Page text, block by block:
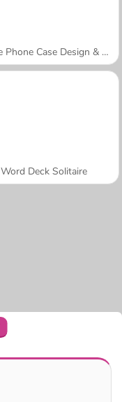
Mobile Phone Case Design & DIY
Word Deck Solitaire